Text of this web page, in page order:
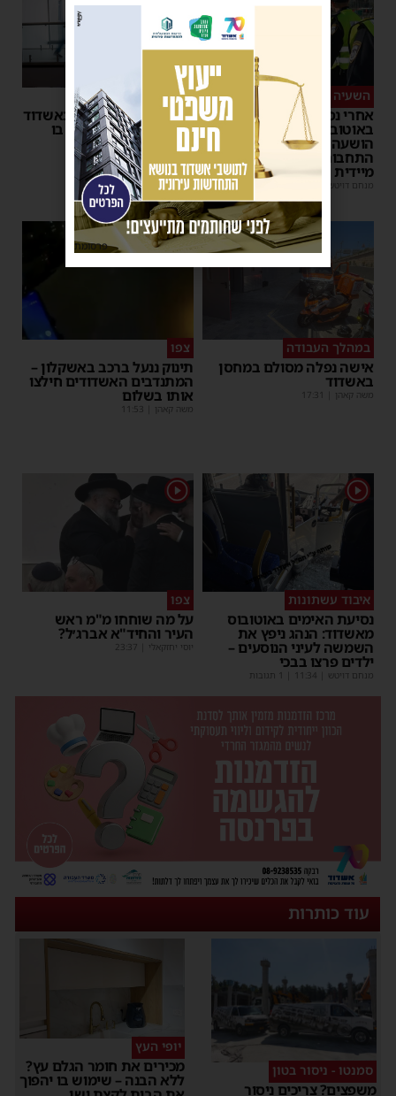
השעיה מיידית
אחרי נסיעת האימים
באוטובוס מאשדוד: הנהג
הושעה מתפקידו – משרד
התחבורה הורה על בדיקה
מיידית
מנחם דויטש
ליבו שב לפעום
אדם התמוטט בביתו באשדוד
– כוחות ההצלה ביצעו בו
פעולות החייאה
|
17:35
במהלך העבודה
אישה נפלה מסולם במחסן
באשדוד
משה קאהן 17:31
1
צפו
תינוק ננעל ברכב באשקלון –
המתנדבים האשדודים חילצו
אותו בשלום
משה קאהן 11:53
1
איבוד עשתונות
נסיעת האימים באוטובוס
מאשדוד: הנהג ניפץ את
השמשה לעיני הנוסעים –
ילדים פרצו בבכי
מנחם דויטש 11:34
1
צפו
על מה שוחחו מ"מ ראש
העיר והחיד"א אברג׳ל?
יוסי יחזקאלי 23:37
עוד כותרות
סמנטו - ניסור בטון
משפצים? צריכים ניסור
יופי העץ
מכירים את חומר הגלם עץ?
ללא הבנה – שימוש בו יהפוך
פרסומת